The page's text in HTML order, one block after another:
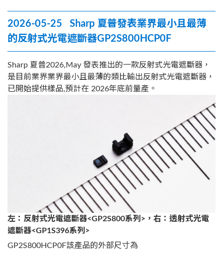
2026-05-25 Sharp 夏普發表業界最小且最薄
的反射式光電遮斷器GP2S800HCP0F
Sharp 夏普2026,May 發表推出的一款反射式光電遮斷器，
是目前業界業界最小且最薄的類比輸出反射式光電遮斷器，
已開始提供樣品,預計在 2026年底前量產。
左：反射式光電遮斷器<GP2S800系列>，右：透射式光電
遮斷器<GP1S396系列 >
GP2S800HCP0F該產品的外部尺寸為